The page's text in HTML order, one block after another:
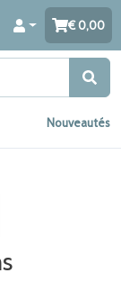
0,00
Nouveautés